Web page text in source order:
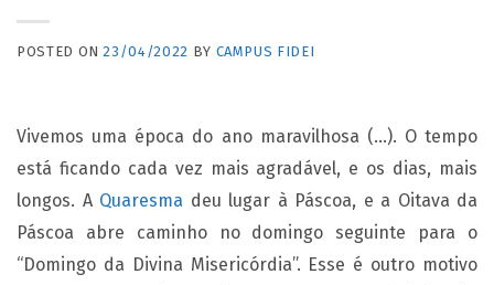
POSTED ON23/04/2022 BY CAMPUS FIDEI
Vivemos uma época do ano maravilhosa (…). O tempo
está ficando cada vez mais agradável, e os dias, mais
longos. A Quaresma deu lugar à Páscoa, e a Oitava da
Páscoa abre caminho no domingo seguinte para o
“Domingo da Divina Misericórdia”. Esse é outro motivo